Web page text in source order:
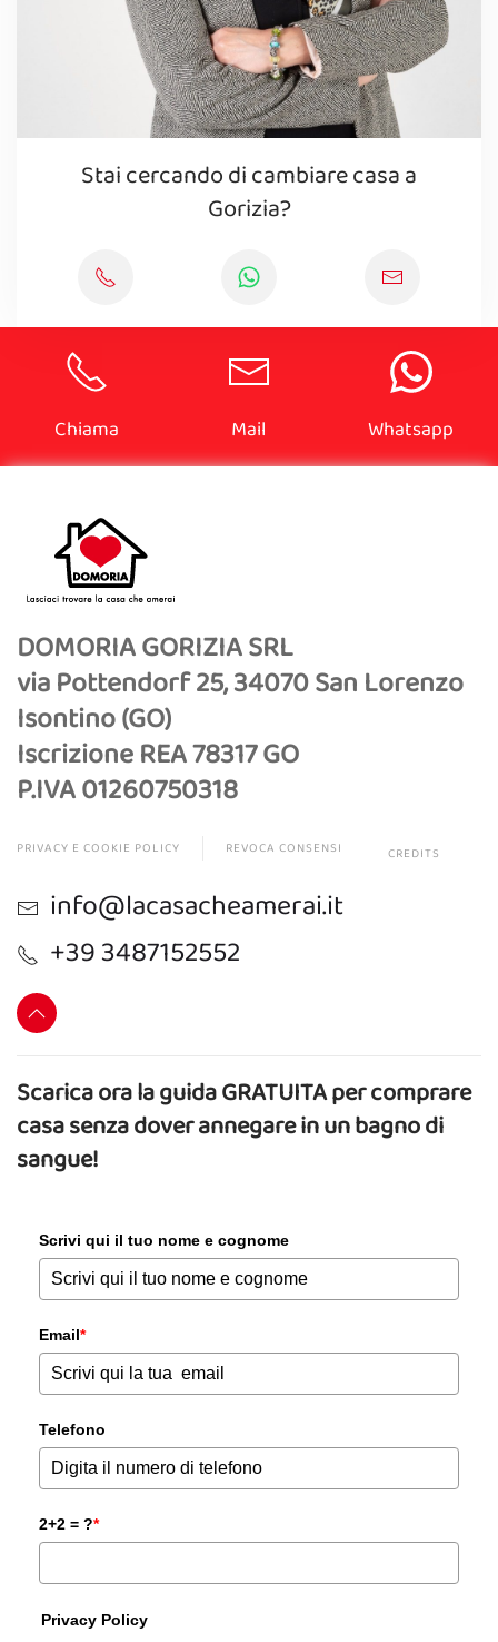
Stai cercando di cambiare casa a
Gorizia?
Chiama Mail Whatsapp
DOMORIA GORIZIA SRL
via Pottendorf 25, 34070 San Lorenzo
Isontino (GO)
Iscrizione REA 78317 GO
P.IVA 01260750318
PRIVACY E COOKIE POLICY REVOCA CONSENSI CREDITS
info@lacasacheamerai.it
+39 3487152552
Scarica ora la guida GRATUITA per comprare
casa senza dover annegare in un bagno di
sangue!
Scrivi qui il tuo nome e cognome
Email*
Telefono
2+2 = ?*
Privacy Policy